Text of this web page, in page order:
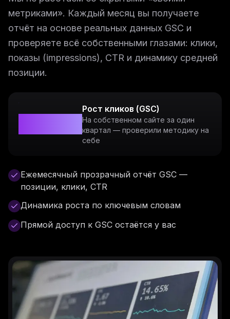
метриками». Каждый месяц вы получаете
отчёт на основе реальных данных GSC и
проверяете всё собственными глазами: клики,
показы (impressions), CTR и динамику средней
позиции.
Рост кликов (GSC)
На собственном сайте за один
квартал — проверили методику на
себе
Ежемесячный прозрачный отчёт GSC —
позиции, клики, CTR
Динамика роста по ключевым словам
Прямой доступ к GSC остаётся у вас